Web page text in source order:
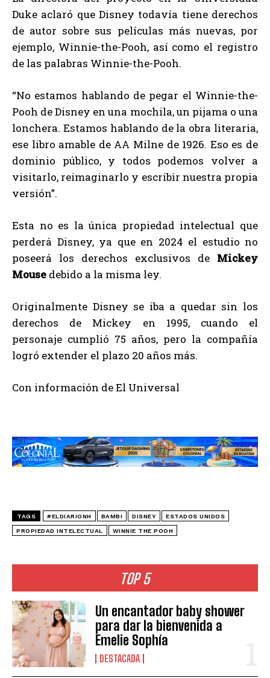
TOP 5
Un encantador baby shower
para dar la bienvenida a
Emelie Sophía
DESTACADA
Duke aclaró que Disney todavía tiene derechos
de autor sobre sus películas más nuevas, por
ejemplo, Winnie-the-Pooh, así como el registro
de las palabras Winnie-the-Pooh.
“No estamos hablando de pegar el Winnie-the-
Pooh de Disney en una mochila, un pijama o una
lonchera. Estamos hablando de la obra literaria,
ese libro amable de AA Milne de 1926. Eso es de
dominio público, y todos podemos volver a
visitarlo, reimaginarlo y escribir nuestra propia
versión”.
Esta no es la única propiedad intelectual que
perderá Disney, ya que en 2024 el estudio no
poseerá los derechos exclusivos de Mickey
Mouse debido a la misma ley.
Originalmente Disney se iba a quedar sin los
derechos de Mickey en 1995, cuando el
personaje cumplió 75 años, pero la compañía
logró extender el plazo 20 años más.
Con información de El Universal
TAGS #ELDIARIONH BAMBI DISNEY ESTADOS UNIDOS
PROPIEDAD INTELECTUAL WINNIE THE POOH